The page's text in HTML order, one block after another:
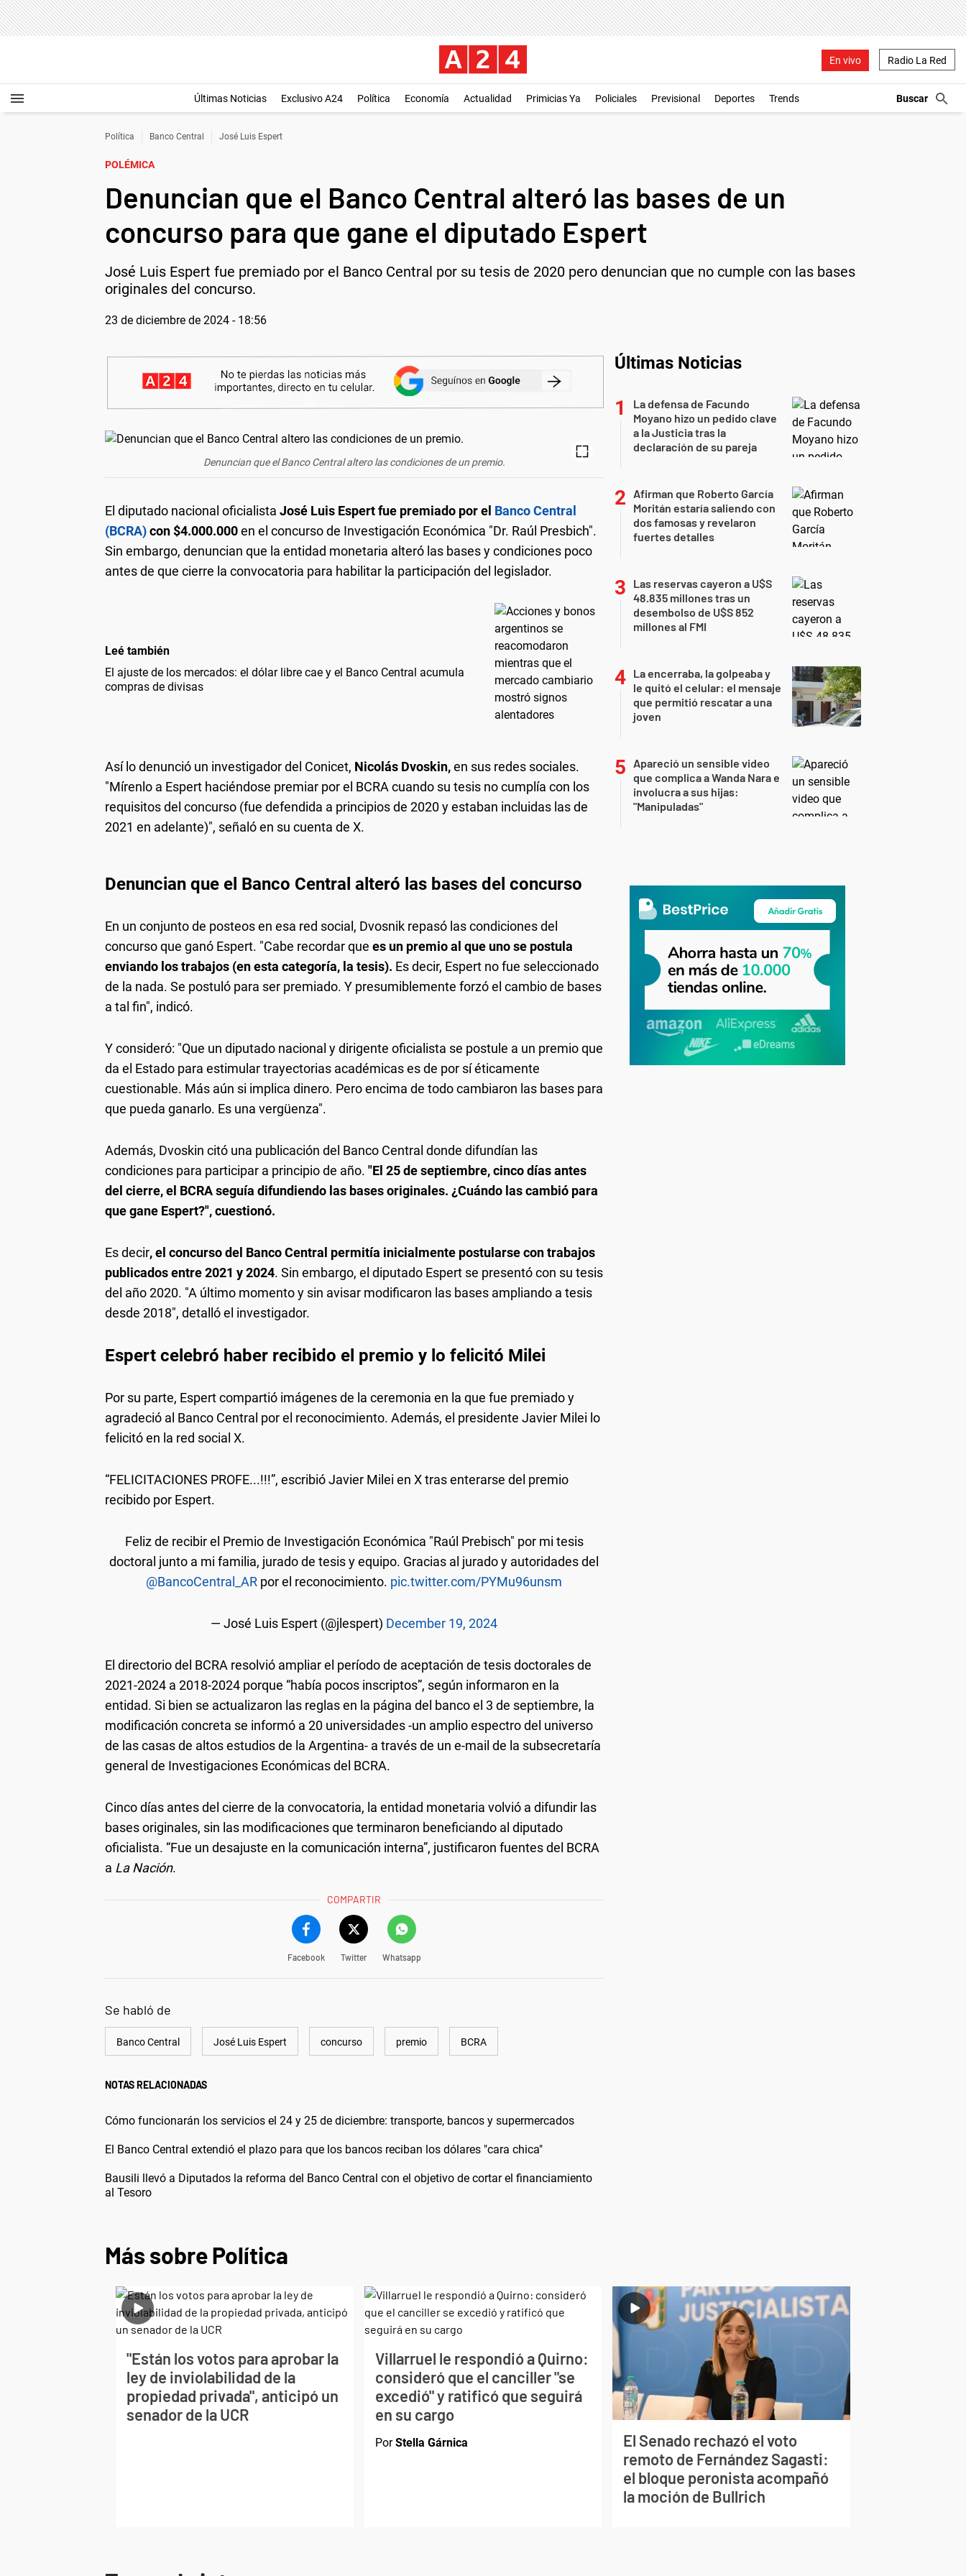
En vivo Radio La Red
Últimas Noticias Exclusivo A24 Política Economía Actualidad Primicias Ya Policiales Previsional Deportes Trends
Política Banco Central José Luis Espert
POLÉMICA
Denuncian que el Banco Central alteró las bases de un
concurso para que gane el diputado Espert
José Luis Espert fue premiado por el Banco Central por su tesis de 2020 pero denuncian que no cumple con las bases
originales del concurso.
23 de diciembre de 2024 - 18:56
Denuncian que el Banco Central altero las condiciones de un premio.
El diputado nacional oficialista José Luis Espertfue premiado por el Banco Central
(BCRA)con $4.000.000en el concurso de Investigación Económica "Dr. Raúl Presbich".
Sin embargo, denuncian que la entidad monetaria alteró las bases y condiciones poco
antes de que cierre la convocatoria para habilitar la participación del legislador.
Leé también
El ajuste de los mercados: el dólar libre cae y el Banco Central acumula
compras de divisas
Así lo denunció un investigador del Conicet, Nicolás Dvoskin,en sus redes sociales.
"Mírenlo a Espert haciéndose premiar por el BCRA cuando su tesis no cumplía con los
requisitos del concurso (fue defendida a principios de 2020 y estaban incluidas las de
2021 en adelante)", señaló en su cuenta de X.
Denuncian que el Banco Central alteró las bases del concurso
En un conjunto de posteos en esa red social, Dvosnik repasó las condiciones del
concurso que ganó Espert. "Cabe recordar que es un premio al que uno se postula
enviando los trabajos (en esta categoría, la tesis). Es decir, Espert no fue seleccionado
de la nada. Se postuló para ser premiado. Y presumiblemente forzó el cambio de bases
a tal fin", indicó.
Y consideró: "Que un diputado nacional y dirigente oficialista se postule a un premio que
da el Estado para estimular trayectorias académicas es de por sí éticamente
cuestionable. Más aún si implica dinero. Pero encima de todo cambiaron las bases para
que pueda ganarlo. Es una vergüenza".
Además, Dvoskin citó una publicación del Banco Central donde difundían las
condiciones para participar a principio de año. "El 25 de septiembre, cinco días antes
del cierre, el BCRA seguía difundiendo las bases originales. ¿Cuándo las cambió para
que gane Espert?", cuestionó.
Es decir, el concurso del Banco Central permitía inicialmente postularse con trabajos
publicados entre 2021 y 2024. Sin embargo, el diputado Espert se presentó con su tesis
del año 2020. "A último momento y sin avisar modificaron las bases ampliando a tesis
desde 2018", detalló el investigador.
Espert celebró haber recibido el premio y lo felicitó Milei
Por su parte, Espert compartió imágenes de la ceremonia en la que fue premiado y
agradeció al Banco Central por el reconocimiento. Además, el presidente Javier Milei lo
felicitó en la red social X.
“FELICITACIONES PROFE...!!!”, escribió Javier Milei en X tras enterarse del premio
recibido por Espert.
Feliz de recibir el Premio de Investigación Económica "Raúl Prebisch" por mi tesis
doctoral junto a mi familia, jurado de tesis y equipo. Gracias al jurado y autoridades del
@BancoCentral_AR por el reconocimiento. pic.twitter.com/PYMu96unsm
— José Luis Espert (@jlespert) December 19, 2024
El directorio del BCRA resolvió ampliar el período de aceptación de tesis doctorales de
2021-2024 a 2018-2024 porque “había pocos inscriptos”, según informaron en la
entidad. Si bien se actualizaron las reglas en la página del banco el 3 de septiembre, la
modificación concreta se informó a 20 universidades -un amplio espectro del universo
de las casas de altos estudios de la Argentina- a través de un e-mail de la subsecretaría
general de Investigaciones Económicas del BCRA.
Cinco días antes del cierre de la convocatoria, la entidad monetaria volvió a difundir las
bases originales, sin las modificaciones que terminaron beneficiando al diputado
oficialista. “Fue un desajuste en la comunicación interna”, justificaron fuentes del BCRA
a La Nación.
COMPARTIR
Facebook Twitter Whatsapp
Se habló de
Banco Central José Luis Espert concurso premio BCRA
NOTAS RELACIONADAS
Cómo funcionarán los servicios el 24 y 25 de diciembre: transporte, bancos y supermercados
El Banco Central extendió el plazo para que los bancos reciban los dólares "cara chica"
Bausili llevó a Diputados la reforma del Banco Central con el objetivo de cortar el financiamiento
al Tesoro
Últimas Noticias
La defensa de Facundo
Moyano hizo un pedido clave
a la Justicia tras la
declaración de su pareja
Afirman que Roberto García
Moritán estaría saliendo con
dos famosas y revelaron
fuertes detalles
Las reservas cayeron a U$S
48.835 millones tras un
desembolso de U$S 852
millones al FMI
La encerraba, la golpeaba y
le quitó el celular: el mensaje
que permitió rescatar a una
joven
Apareció un sensible video
que complica a Wanda Nara e
involucra a sus hijas:
"Manipuladas"
Más sobre Política
"Están los votos para aprobar la
ley de inviolabilidad de la
propiedad privada", anticipó un
senador de la UCR
Villarruel le respondió a Quirno:
consideró que el canciller "se
excedió" y ratificó que seguirá
en su cargo
PorStella Gárnica
El Senado rechazó el voto
remoto de Fernández Sagasti:
el bloque peronista acompañó
la moción de Bullrich